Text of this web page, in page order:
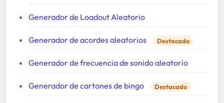
Generador de Loadout Aleatorio
Generador de acordes aleatorios Destacado
Generador de frecuencia de sonido aleatorio
Generador de cartones de bingo Destacado